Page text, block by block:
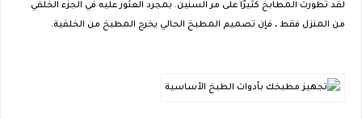
لقد تطورت المطابخ كثيرًا على مر السنين. بمجرد العثور عليه في الجزء الخلفي
من المنزل فقط ، فإن تصميم المطبخ الحالي يخرج المطبخ من الخلفية.